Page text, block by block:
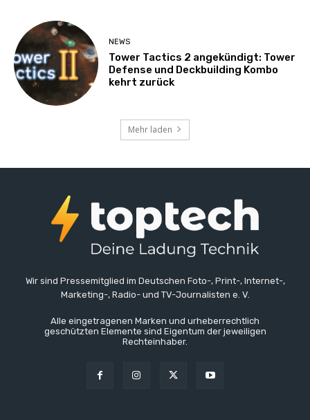
NEWS
Tower Tactics 2 angekündigt: Tower
Defense und Deckbuilding Kombo
kehrt zurück
Mehr laden
Wir sind Pressemitglied im Deutschen Foto-, Print-, Internet-,
Marketing-, Radio- und TV-Journalisten e. V.
Alle eingetragenen Marken und urheberrechtlich
geschützten Elemente sind Eigentum der jeweiligen
Rechteinhaber.